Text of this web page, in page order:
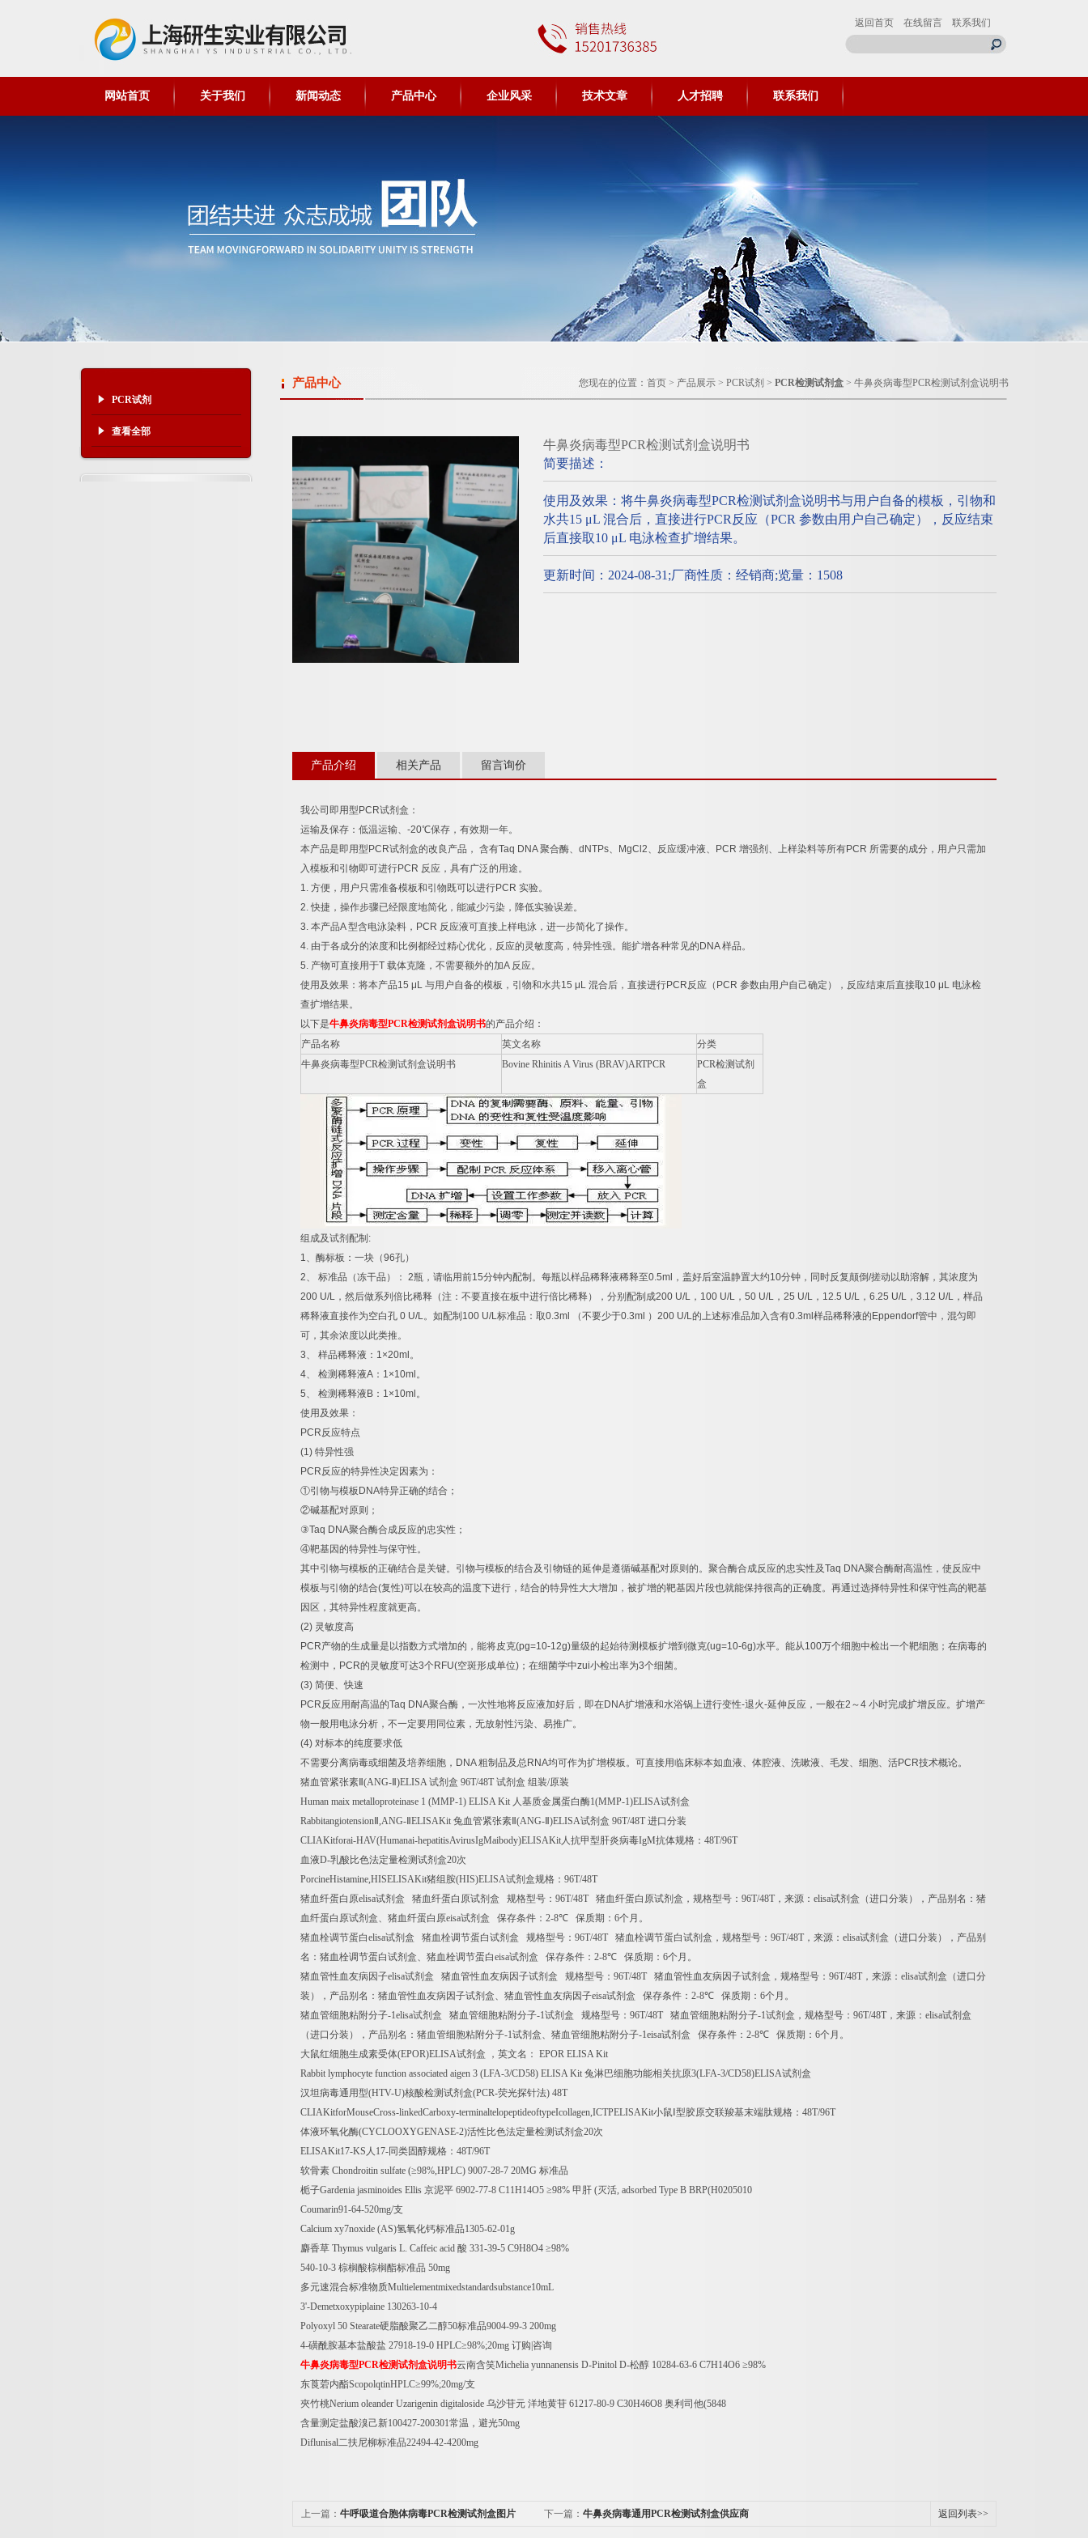
返回首页 在线留言 联系我们
网站首页 关于我们 新闻动态 产品中心 企业风采 技术文章 人才招聘 联系我们
PCR试剂
查看全部
产品中心 您现在的位置： 首页 > 产品展示 > PCR试剂 > PCR检测试剂盒 > 牛鼻炎病毒型PCR检测试剂盒说明书
牛鼻炎病毒型PCR检测试剂盒说明书
简要描述：
使用及效果：将牛鼻炎病毒型PCR检测试剂盒说明书与用户自备的模板，引物和
水共15 μL 混合后，直接进行PCR反应（PCR 参数由用户自己确定），反应结束
后直接取10 μL 电泳检查扩增结果。
更新时间：2024-08-31;厂商性质：经销商;览量：1508
产品介绍 相关产品 留言询价
我公司即用型 PCR试剂盒：
运输及保存：低温运输、 -20℃保存，有效期一年。
本产品是即用型 PCR试剂盒的改良产品， 含有Taq DNA聚合酶、 dNTPs、 MgCl2、反应缓冲液、 PCR 增强剂、上样染料等所有PCR 所需要的成分，用户只需加
入模板和引物即可进行PCR 反应，具有广泛的用途。
1. 方便，用户只需准备模板和引物既可以进行PCR 实验。
2.快捷，操作步骤已经限度地简化，能减少污染，降低实验误差。
3. 本产品A型含电泳染料， PCR 反应液可直接上样电泳，进一步简化了操作。
4. 由于各成分的浓度和比例都经过精心优化，反应的灵敏度高，特异性强。能扩增各种常见的 DNA样品。
5. 产物可直接用于T 载体克隆，不需要额外的加A 反应。
使用及效果：将本产品15 μL 与用户自备的模板，引物和水共15 μL 混合后，直接进行PCR反应（ PCR 参数由用户自己确定），反应结束后直接取10 μL 电泳检
查扩增结果。
以下是牛鼻炎病毒型PCR检测试剂盒说明书的产品介绍：
产品名称
英文名称
分类
牛鼻炎病毒型PCR检测试剂盒说明书 Bovine Rhinitis A Virus (BRAV)ARTPCR PCR检测试剂
盒
组成及试剂配制 :
1、酶标板：一块（96孔）
2、 标准品（冻干品）： 2瓶，请临用前15分钟内配制。每瓶以样品稀释液稀释至0.5ml ，盖好后室温静置大约10分钟，同时反复颠倒/搓动以助溶解，其浓度为
200 U/L ，然后做系列倍比稀释（注：不要直接在板中进行倍比稀释），分别配制成200 U/L ， 100 U/L ， 50 U/L ， 25 U/L ， 12.5 U/L ， 6.25 U/L ， 3.12 U/L ，样品
稀释液直接作为空白孔 0 U/L。如配制 100 U/L标准品：取0.3ml （不要少于0.3ml ） 200 U/L的上述标准品加入含有0.3ml 样品稀释液的 Eppendorf管中，混匀即
可，其余浓度以此类推。
3、 样品稀释液： 1×20ml 。
4、 检测稀释液A ： 1×10ml 。
5、 检测稀释液 B ： 1×10ml 。
使用及效果：
PCR反应特点
(1) 特异性强
PCR反应的特异性决定因素为：
①引物与模板 DNA特异正确的结合；
②碱基配对原则；
③Taq DNA聚合酶合成反应的忠实性；
④靶基因的特异性与保守性。
其中引物与模板的正确结合是关键。引物与模板的结合及引物链的延伸是遵循碱基配对原则的。聚合酶合成反应的忠实性及Taq DNA聚合酶耐高温性，使反应中
模板与引物的结合(复性)可以在较高的温度下进行，结合的特异性大大增加，被扩增的靶基因片段也就能保持很高的正确度。再通过选择特异性和保守性高的靶基
因区，其特异性程度就更高。
(2) 灵敏度高
PCR产物的生成量是以指数方式增加的，能将皮克(pg=10-12g)量级的起始待测模板扩增到微克(ug=10-6g)水平。能从100万个细胞中检出一个靶细胞；在病毒的
检测中， PCR的灵敏度可达3个 RFU(空斑形成单位) ；在细菌学中zui小检出率为3个细菌。
(3) 简便、快速
PCR反应用耐高温的Taq DNA聚合酶，一次性地将反应液加好后，即在DNA扩增液和水浴锅上进行变性-退火-延伸反应，一般在2 ～4 小时完成扩增反应。扩增产
物一般用电泳分析，不一定要用同位素，无放射性污染、易推广。
(4) 对标本的纯度要求低
不需要分离病毒或细菌及培养细胞， DNA粗制品及总 RNA均可作为扩增模板。可直接用临床标本如血液、体腔液、洗嗽液、毛发、细胞、活PCR技术概论。
猪血管紧张素Ⅱ (ANG- )ELISA试剂盒 96T/48T 试剂盒 组装/原装
Human maix metalloproteinase 1 (MMP-1) ELISA Kit 人基质金属蛋白酶1(MMP-1)ELISA试剂盒
Rabbitangiotension ,ANG- ELISAKit 兔血管紧张素Ⅱ (ANG- )ELISA试剂盒 96T/48T 进口分装
CLIAKitforai-HAV(Humanai-hepatitisAvirusIgMaibody)ELISAKit人抗甲型肝炎病毒IgM抗体规格： 48T/96T
血液D-乳酸比色法定量检测试剂盒20次
PorcineHistamine,HISELISAKit猪组胺(HIS)ELISA试剂盒规格： 96T/48T
猪血纤蛋白原elisa试剂盒 猪血纤蛋白原试剂盒 规格型号： 96T/48T 猪血纤蛋白原试剂盒，规格型号： 96T/48T ，来源： elisa试剂盒（进口分装），产品别名：猪
血纤蛋白原试剂盒、猪血纤蛋白原eisa试剂盒 保存条件： 2-8℃ 保质期： 6个月。
猪血栓调节蛋白elisa试剂盒 猪血栓调节蛋白试剂盒 规格型号： 96T/48T 猪血栓调节蛋白试剂盒，规格型号： 96T/48T ，来源： elisa试剂盒（进口分装），产品别
名：猪血栓调节蛋白试剂盒、猪血栓调节蛋白eisa试剂盒 保存条件： 2-8℃ 保质期： 6个月。
猪血管性血友病因子elisa试剂盒 猪血管性血友病因子试剂盒 规格型号： 96T/48T 猪血管性血友病因子试剂盒，规格型号： 96T/48T ，来源： elisa试剂盒（进口分
装），产品别名：猪血管性血友病因子试剂盒、猪血管性血友病因子eisa试剂盒 保存条件： 2-8℃ 保质期： 6个月。
猪血管细胞粘附分子-1elisa试剂盒 猪血管细胞粘附分子-1试剂盒 规格型号： 96T/48T 猪血管细胞粘附分子-1试剂盒，规格型号： 96T/48T ，来源： elisa试剂盒
（进口分装），产品别名：猪血管细胞粘附分子-1试剂盒、猪血管细胞粘附分子-1eisa试剂盒 保存条件： 2-8℃ 保质期： 6个月。
大鼠红细胞生成素受体(EPOR)ELISA试剂盒 ，英文名： EPOR ELISA Kit
Rabbit lymphocyte function associated aigen 3 (LFA-3/CD58) ELISA Kit 兔淋巴细胞功能相关抗原3(LFA-3/CD58)ELISA试剂盒
汉坦病毒通用型(HTV-U)核酸检测试剂盒(PCR-荧光探针法) 48T
CLIAKitforMouseCross-linkedCarboxy-terminaltelopeptideoftypeIcollagen,ICTPELISAKit小鼠Ⅰ型胶原交联羧基末端肽规格： 48T/96T
体液环氧化酶(CYCLOOXYGENASE-2)活性比色法定量检测试剂盒20次
ELISAKit17-KS 人 17-同类固醇规格： 48T/96T
软骨素 Chondroitin sulfate (≥98%,HPLC) 9007-28-7 20MG 标准品
栀子Gardenia jasminoides Ellis 京泥平 6902-77-8 C11H14O5 ≥98% 甲肝 (灭活, adsorbed Type B BRP(H0205010
Coumarin91-64-520mg/支
Calcium xy7noxide (AS)氢氧化钙标准品1305-62-01g
麝香草 Thymus vulgaris L. Caffeic acid 酸 331-39-5 C9H8O4 ≥98%
540-10-3 棕榈酸棕榈酯标准品 50mg
多元速混合标准物质Multielementmixedstandardsubstance10mL
3'-Demetxoxypiplaine 130263-10-4
Polyoxyl 50 Stearate硬脂酸聚乙二醇50标准品9004-99-3 200mg
4-磺酰胺基本盐酸盐 27918-19-0 HPLC≥98%;20mg 订购 咨询
牛鼻炎病毒型PCR检测试剂盒说明书云南含笑Michelia yunnanensis D-Pinitol D-松醇 10284-63-6 C7H14O6 ≥98%
东莨菪内酯ScopolqtinHPLC≥99%;20mg/支
夾竹桃Nerium oleander Uzarigenin digitaloside 乌沙苷元 洋地黄苷 61217-80-9 C30H46O8 奥利司他(5848
含量测定盐酸溴己新100427-200301常温，避光50mg
Diflunisal二扶尼柳标准品22494-42-4200mg
上一篇： 牛呼吸道合胞体病毒PCR检测试剂盒图片 下一篇： 牛鼻炎病毒通用PCR检测试剂盒供应商 返回列表>>